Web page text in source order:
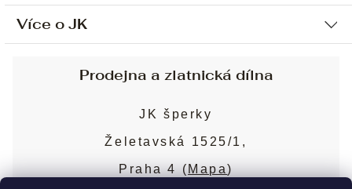
Ochrana osobních údajů
Sjednání osobní schůzky
Obchodní podmínky
Puncovní značky
Více o JK
Blog
Prodejna a zlatnická dílna
JK šperky
Želetavská 1525/1,
Praha 4 (Mapa)